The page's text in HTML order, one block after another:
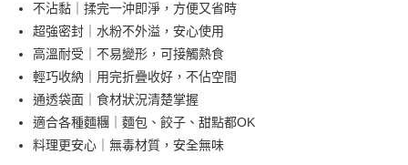
AFTEE先享後付
相關說明
【關於「AFTEE先享後付」】
AFTEE先享後付是「在收到商品之後才付款」的支付方式。 讓您購物簡單
１．簡單：不需註冊會員、不需綁卡、不需儲值。
２．便利：只要手機號碼，簡訊認證，即可結帳。
ATM付款
運送方式
不沾黏｜揉完一沖即淨，方便又省時
超強密封｜水粉不外溢，安心使用
高溫耐受｜不易變形，可接觸熱食
輕巧收納｜用完折疊收好，不佔空間
通透袋面｜食材狀況清楚掌握
適合各種麵糰｜麵包、餃子、甜點都OK
料理更安心｜無毒材質，安全無味